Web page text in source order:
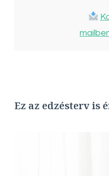
Ez az edzésterv is